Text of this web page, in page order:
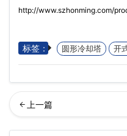
http://www.szhonming.com/
标签： 圆形冷却塔 开
回列表